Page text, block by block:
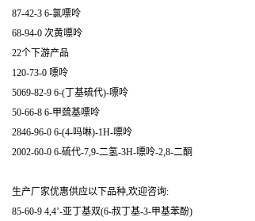
87-42-3 6-氯嘌呤
68-94-0 次黄嘌呤
22个下游产品
120-73-0 嘌呤
5069-82-9 6-(丁基硫代)-嘌呤
50-66-8 6-甲巯基嘌呤
2846-96-0 6-(4-吗啉)-1H-嘌呤
2002-60-0 6-硫代-7,9-二氢-3H-嘌呤-2,8-二酮
生产厂家优惠供应以下品种,欢迎咨询:
85-60-9 4,4’-亚丁基双(6-叔丁基-3-甲基苯酚)